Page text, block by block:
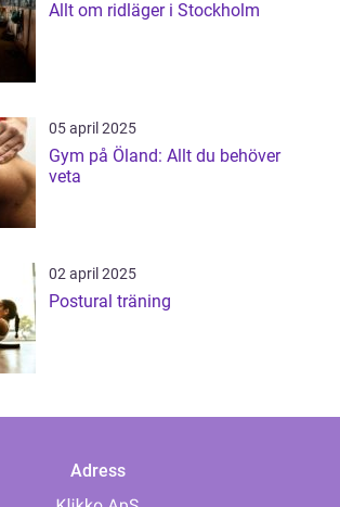
Allt om ridläger i Stockholm
05 april 2025
Gym på Öland: Allt du behöver
veta
02 april 2025
Postural träning
Adress